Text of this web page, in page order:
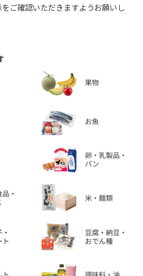
ご確認いただきますようお願いし